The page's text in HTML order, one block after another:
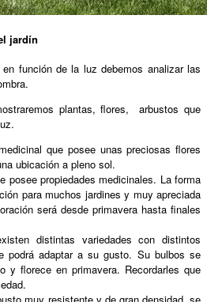
jardín
función de la luz debemos analizar las
plantas, flores, arbustos que
que posee unas preciosas flores
ubicación a pleno sol.
posee propiedades medicinales. La forma
para muchos jardines y muy apreciada
será desde primavera hasta finales
distintas variedades con distintos
podrá adaptar a su gusto. Su bulbos se
y florece en primavera. Recordarles que